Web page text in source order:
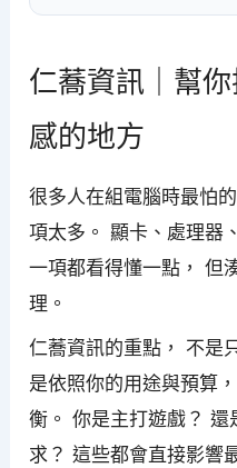
仁蕎資訊｜幫
感的地方
很多人在組電腦時最怕
項太多。 顯卡、處理器
一項都看得懂一點， 但
理。
仁蕎資訊的重點， 不是
是依照你的用途與預算
衡。 你是主打遊戲？ 還
求？ 這些都會直接影響